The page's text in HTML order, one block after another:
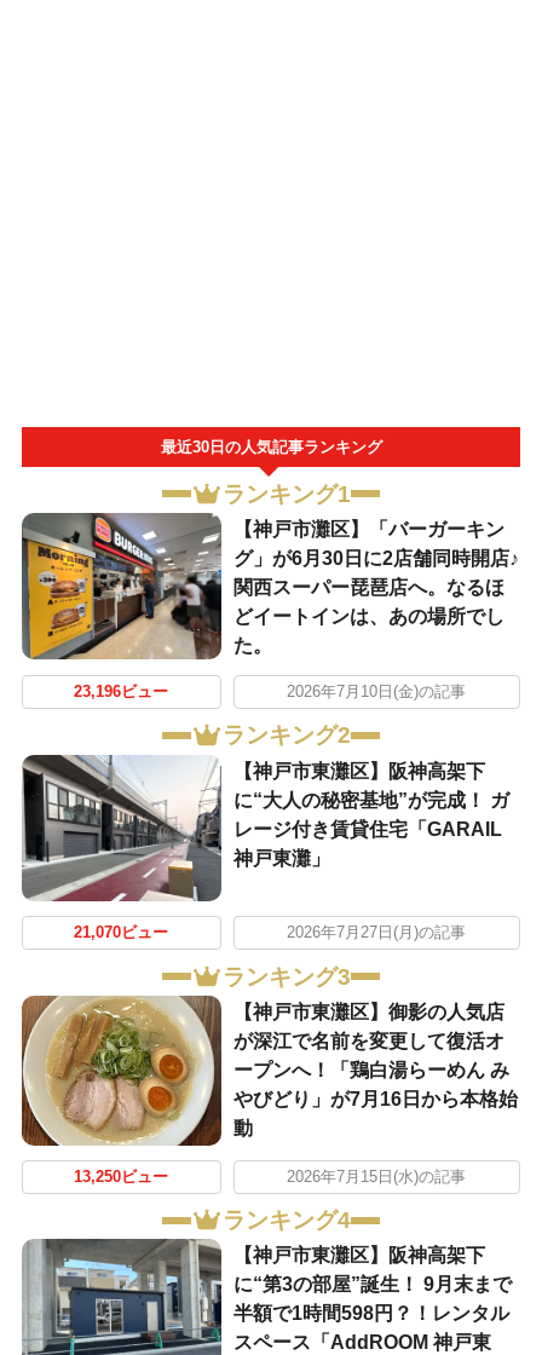
最近30日の人気記事ランキング
ランキング1
【神戸市灘区】「バーガーキン
グ」が6月30日に2店舗同時開店♪
関西スーパー琵琶店へ。なるほ
どイートインは、あの場所でし
た。
23,196ビュー 2026年7月10日(金)の記事
ランキング2
【神戸市東灘区】阪神高架下
に“大人の秘密基地”が完成！ ガ
レージ付き賃貸住宅「GARAIL
神戸東灘」
21,070ビュー 2026年7月27日(月)の記事
ランキング3
【神戸市東灘区】御影の人気店
が深江で名前を変更して復活オ
ープンへ！「鶏白湯らーめん み
やびどり」が7月16日から本格始
動
13,250ビュー 2026年7月15日(水)の記事
ランキング4
【神戸市東灘区】阪神高架下
に“第3の部屋”誕生！ 9月末まで
半額で1時間598円？！レンタル
スペース「AddROOM 神戸東